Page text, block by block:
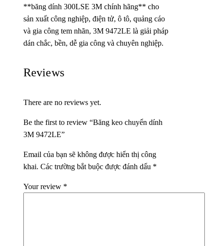
**băng dính 300LSE 3M chính hãng** cho
sản xuất công nghiệp, điện tử, ô tô, quảng cáo
và gia công tem nhãn, 3M 9472LE là giải pháp
dán chắc, bền, dễ gia công và chuyên nghiệp.
Reviews
There are no reviews yet.
Be the first to review “Băng keo chuyển dính
3M 9472LE”
Email của bạn sẽ không được hiển thị công
khai. Các trường bắt buộc được đánh dấu *
Your review *